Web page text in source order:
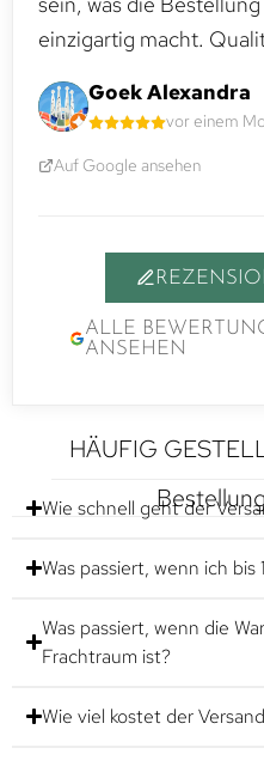
einzigartig macht.
Goek Alexandra
vor einem
Auf Google ansehen
ALLE
ANSEHEN
HÄUFIG
Wie schnell geht der
Was passiert, wenn ich
Was passiert, wenn die
Frachtraum ist?
Wie viel kostet der